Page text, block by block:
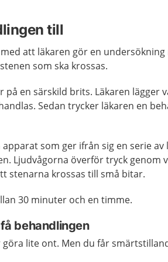
till
att läkaren gör en
som ska krossas.
på en särskild brits. Läkaren lägger
Sedan trycker läkaren en
apparat som ger ifrån sig en serie
Ljudvågorna överför tryck genom
stenarna krossas till små bitar.
30 minuter och en timme.
behandlingen
lite ont. Men du får